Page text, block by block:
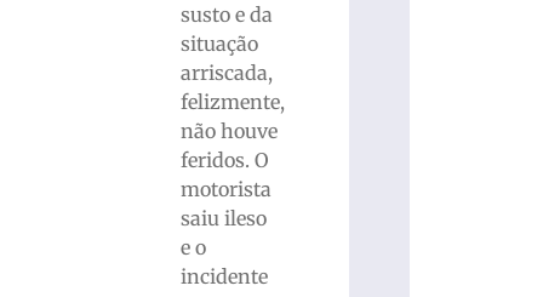
susto e da
situação
arriscada,
felizmente,
não houve
feridos. O
motorista
saiu ileso
e o
incidente